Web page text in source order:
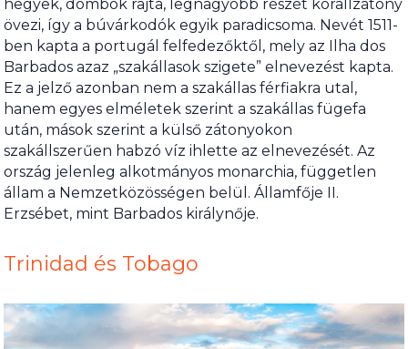
hegyek, dombok rajta, legnagyobb részét korallzátony
övezi, így a búvárkodók egyik paradicsoma. Nevét 1511-
ben kapta a portugál felfedezőktől, mely az Ilha dos
Barbados azaz „szakállasok szigete” elnevezést kapta.
Ez a jelző azonban nem a szakállas férfiakra utal,
hanem egyes elméletek szerint a szakállas fügefa
után, mások szerint a külső zátonyokon
szakállszerűen habzó víz ihlette az elnevezését. Az
ország jelenleg alkotmányos monarchia, független
állam a Nemzetközösségen belül. Államfője II.
Erzsébet, mint Barbados királynője.
Trinidad és Tobago